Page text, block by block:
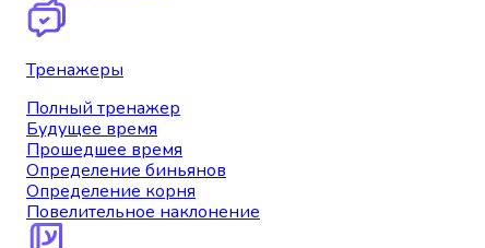
Тренажеры
Полный тренажер
Будущее время
Прошедшее время
Определение биньянов
Определение корня
Повелительное наклонение